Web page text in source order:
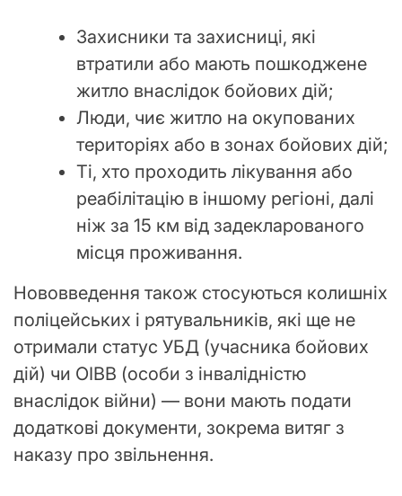
Захисники та захисниці, які
втратили або мають пошкоджене
житло внаслідок бойових дій;
Люди, чиє житло на окупованих
територіях або в зонах бойових дій;
Ті, хто проходить лікування або
реабілітацію в іншому регіоні, далі
ніж за 15 км від задекларованого
місця проживання.
Нововведення також стосуються колишніх
поліцейських і рятувальників, які ще не
отримали статус УБД (учасника бойових
дій) чи ОІВВ (особи з інвалідністю
внаслідок війни) — вони мають подати
додаткові документи, зокрема витяг з
наказу про звільнення.